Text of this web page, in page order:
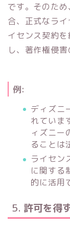
です。そのた
合、正式なラ
イセンス契約
し、著作権侵
例:
ディズニ
れていま
ィズニー
ることは
ライセン
に関する
的に活用
5. 許可を得